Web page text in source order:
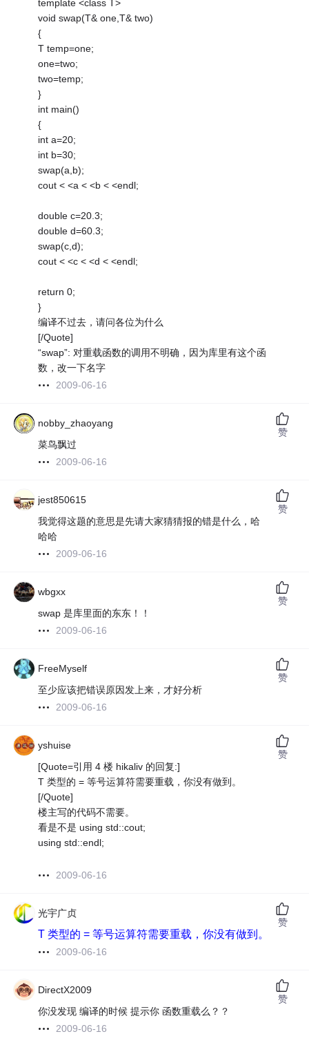
template <class T>
void swap(T& one,T& two)
{
T temp=one;
one=two;
two=temp;
}
int main()
{
int a=20;
int b=30;
swap(a,b);
cout < <a < <b < <endl;
double c=20.3;
double d=60.3;
swap(c,d);
cout < <c < <d < <endl;
return 0;
}
编译不过去，请问各位为什么
[/Quote]
“swap”: 对重载函数的调用不明确，因为库里有这个函
数，改一下名字
2009-06-16
nobby_zhaoyang
菜鸟飘过
2009-06-16
赞
jest850615
我觉得这题的意思是先请大家猜猜报的错是什么，哈
哈哈
2009-06-16
赞
wbgxx
swap 是库里面的东东！！
2009-06-16
赞
FreeMyself
至少应该把错误原因发上来，才好分析
2009-06-16
赞
yshuise
[Quote=引用 4 楼 hikaliv 的回复:]
T 类型的 = 等号运算符需要重载，你没有做到。
[/Quote]
楼主写的代码不需要。
看是不是 using std::cout;
using std::endl;
2009-06-16
赞
光宇广贞
T 类型的 = 等号运算符需要重载，你没有做到。
2009-06-16
赞
DirectX2009
你没发现 编译的时候 提示你 函数重载么？？
2009-06-16
赞